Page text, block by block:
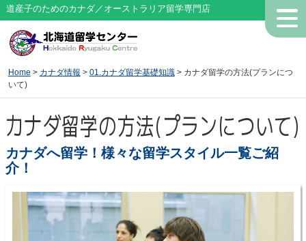
道産子のためのカナダ／オーストラリア留学専門店
Home > カナダ情報 > 01.カナダ留学基礎知識> カナダ留学の方法(プランにつ
いて)
カナダ留学の方法(プランについて)
カナダへ留学！様々な留学スタイル一覧ご紹
介！